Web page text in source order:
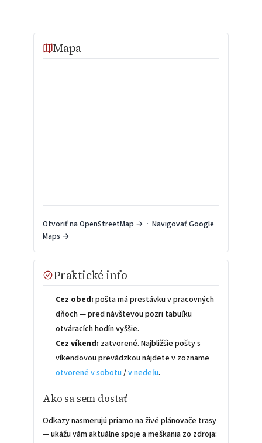
Mapa
Otvoriť na OpenStreetMap → · Navigovať Google
Maps →
Praktické info
Cez obed: pošta má prestávku v pracovných
dňoch — pred návštevou pozri tabuľku
otváracích hodín vyššie.
Cez víkend: zatvorené. Najbližšie pošty s
víkendovou prevádzkou nájdete v zozname
otvorené v sobotu /v nedeľu.
Ako sa sem dostať
Odkazy nasmerujú priamo na živé plánovače trasy
— ukážu vám aktuálne spoje a meškania zo zdroja: